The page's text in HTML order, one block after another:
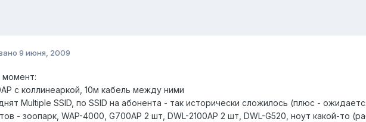
9 июня, 2009
момент:
с коллинеаркой, 10м кабель между ними
Multiple SSID, по SSID на абонента - так исторически сложилось (плюс -
- зоопарк, WAP-4000, G700AP 2 шт, DWL-2100AP 2 шт, DWL-G520, ноут какой-то